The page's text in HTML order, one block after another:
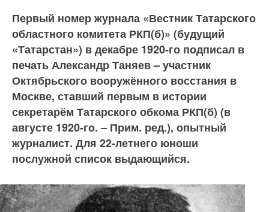
Первый номер журнала «Вестник Татарского
областного комитета РКП(б)» (будущий
«Татарстан») в декабре 1920‑го подписал в
печать Александр Таняев – участник
Октябрьского вооружённого восстания в
Москве, ставший первым в истории
секретарём Татарского обкома РКП(б) (в
августе 1920‑го. – Прим. ред.), опытный
журналист. Для 22-летнего юноши
послужной список выдающийся.